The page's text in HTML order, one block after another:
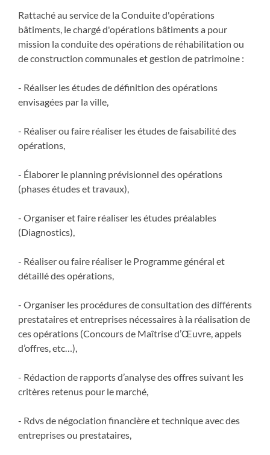
Rattaché au service de la Conduite d'opérations
bâtiments, le chargé d'opérations bâtiments a pour
mission la conduite des opérations de réhabilitation ou
de construction communales et gestion de patrimoine :
- Réaliser les études de définition des opérations
envisagées par la ville,
- Réaliser ou faire réaliser les études de faisabilité des
opérations,
- Élaborer le planning prévisionnel des opérations
(phases études et travaux),
- Organiser et faire réaliser les études préalables
(Diagnostics),
- Réaliser ou faire réaliser le Programme général et
détaillé des opérations,
- Organiser les procédures de consultation des différents
prestataires et entreprises nécessaires à la réalisation de
ces opérations (Concours de Maîtrise d’Œuvre, appels
d’offres, etc…),
- Rédaction de rapports d’analyse des offres suivant les
critères retenus pour le marché,
- Rdvs de négociation financière et technique avec des
entreprises ou prestataires,